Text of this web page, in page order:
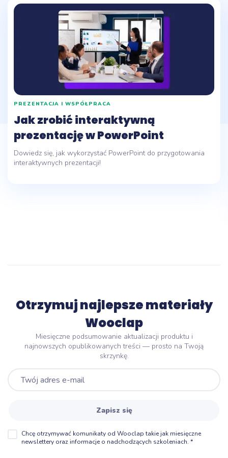
PREZENTACJA I WSPÓŁPRACA
Jak zrobić interaktywną
prezentację w PowerPoint
Dowiedz się, jak wykorzystać PowerPoint do przygotowania
interaktywnych prezentacji!
Otrzymuj najlepsze materiały
Wooclap
Miesięczne podsumowanie aktualizacji produktu i
najnowszych opublikowanych treści — prosto na Twoją
skrzynkę.
Zapisz się
Chcę otrzymywać komunikaty od Wooclap takie jak miesięczne
newslettery oraz informacje o nadchodzących szkoleniach. *